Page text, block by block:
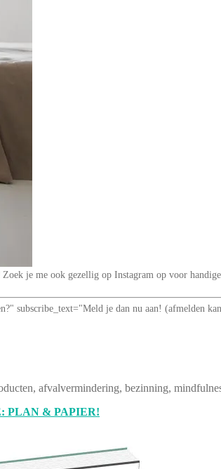
je me ook gezellig op Instagram op voor
subscribe_text="Meld je dan nu aan! (afmelden
afvalvermindering, bezinning,
PLAN & PAPIER!